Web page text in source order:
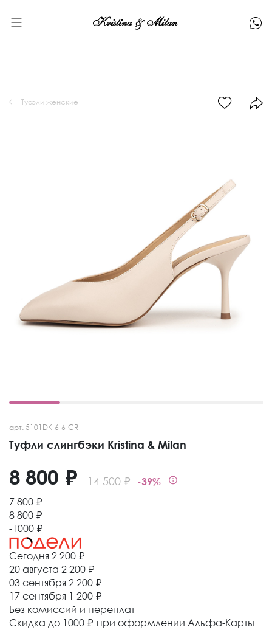
арт. 5101DK-6-6-CR
Туфли слингбэки Kristina & Milan
14 500 ₽ -39%
8 800 ₽
7 800 ₽
8 800 ₽
-1000 ₽
Сегодня 2 200 ₽
20 августа 2 200 ₽
03 сентября 2 200 ₽
17 сентября 1 200 ₽
Без комиссий и переплат
Cкидка до 1000 ₽ при оформлении Альфа-Карты
Туфли женские